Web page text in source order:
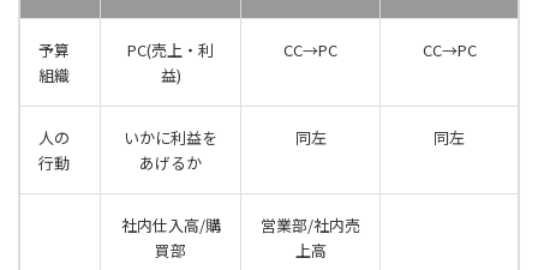
予算
組織
PC(売上・利
益)
CC→PC CC→PC
人の
行動
いかに利益を
あげるか
同左 同左
社内仕入高/購
買部
営業部/社内売
上高